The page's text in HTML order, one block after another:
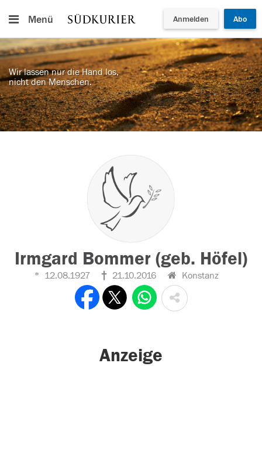
Menü Anmelden Abo
Wir lassen nur die Hand los,
nicht den Menschen.
Irmgard Bommer (geb. Höfel)
12.08.1927 21.10.2016 Konstanz
Anzeige